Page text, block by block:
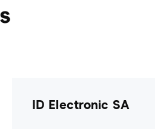
ID Electronic SA